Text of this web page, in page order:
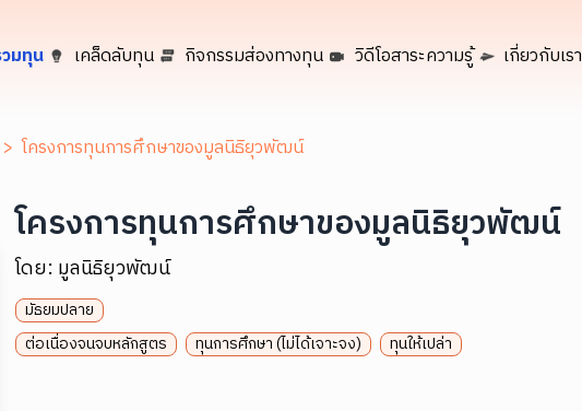
มทุน เคล็ดลับทุน กิจกรรมส่องทางทุน วิดีโอสาระความรู้ เกี่ยวกับเรา
> โครงการทุนการศึกษาของมูลนิธิยุวพัฒน์
โครงการทุนการศึกษาของมูลนิธิยุวพัฒน์
โดย: มูลนิธิยุวพัฒน์
มัธยมปลาย
ต่อเนื่องจนจบหลักสูตร
ทุนการศึกษา (ไม่ได้เจาะจง) ทุนให้เปล่า